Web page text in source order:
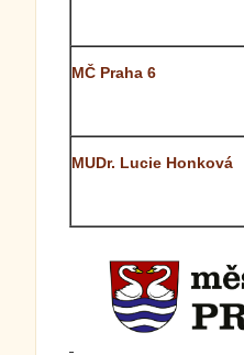
MČ Praha 6
MUDr. Lucie Honková